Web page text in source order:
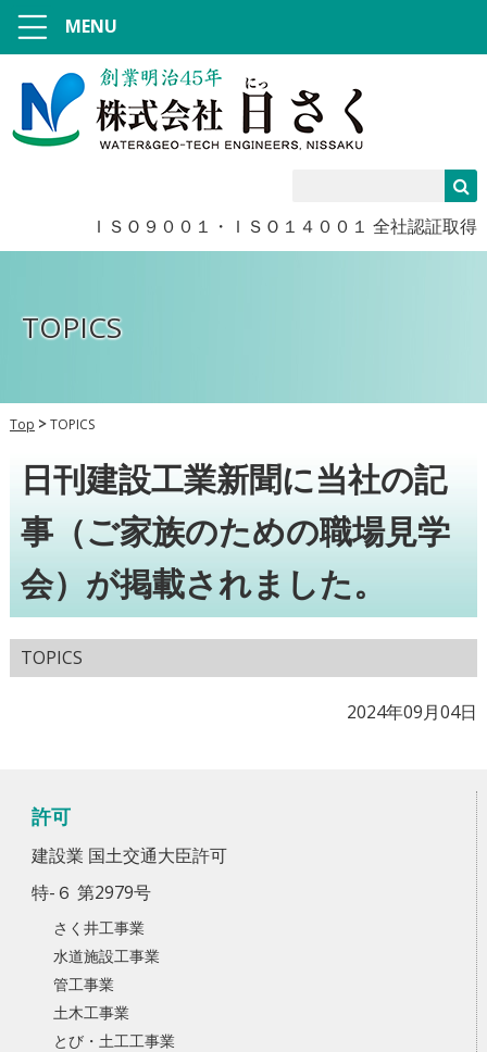
ＩＳＯ９００１・ＩＳＯ１４００１ 全社認証取得
MENU
TOPICS
Top TOPICS
日刊建設工業新聞に当社の記
事（ご家族のための職場見学
会）が掲載されました。
TOPICS
2024年09月04日
許可
建設業 国土交通大臣許可
特-６ 第2979号
さく井工事業
水道施設工事業
管工事業
土木工事業
とび・土工工事業